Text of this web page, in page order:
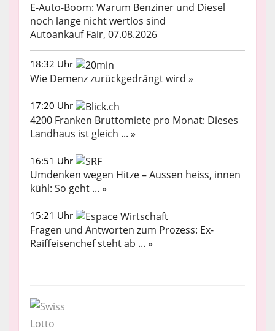
E-Auto-Boom: Warum Benziner und Diesel
noch lange nicht wertlos sind
Autoankauf Fair, 07.08.2026
18:32 Uhr
Wie Demenz zurückgedrängt wird »
17:20 Uhr
4200 Franken Bruttomiete pro Monat: Dieses
Landhaus ist gleich ... »
16:51 Uhr
Umdenken wegen Hitze – Aussen heiss, innen
kühl: So geht ... »
15:21 Uhr
Fragen und Antworten zum Prozess: Ex-
Raiffeisenchef steht ab ... »